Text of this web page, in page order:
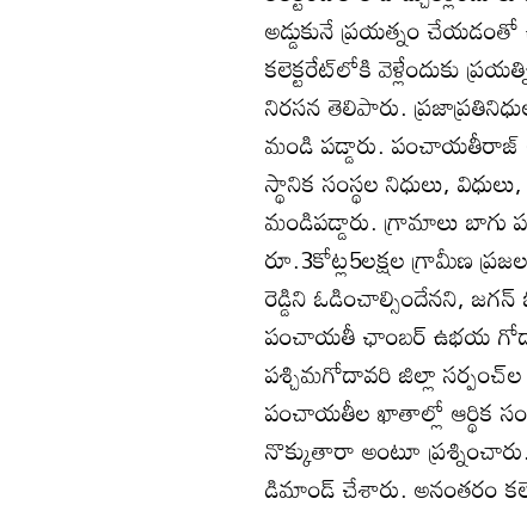
అడ్డుకునే ప్రయత్నం
కలెక్టరేట్‌లోకి వెళ్లేందుకు
నిరసన తెలిపారు.
మండి పడ్డారు. పంచాయతీరాజ్‌
స్థానిక సంస్థల నిధులు,
మండిపడ్డారు. గ్రామాలు బాగు
రూ.3కోట్ల5లక్షల గ్రామీణ
రెడ్డిని ఓడించాల్సిందేనని,
పంచాయతీ ఛాంబర్‌ ఉభయ
పశ్చిమగోదావరి జిల్లా సర్పంచ్‌ల
పంచాయతీల ఖాతాల్లో ఆర్థిక
నొక్కుతారా అంటూ
డిమాండ్‌ చేశారు. అనంతరం